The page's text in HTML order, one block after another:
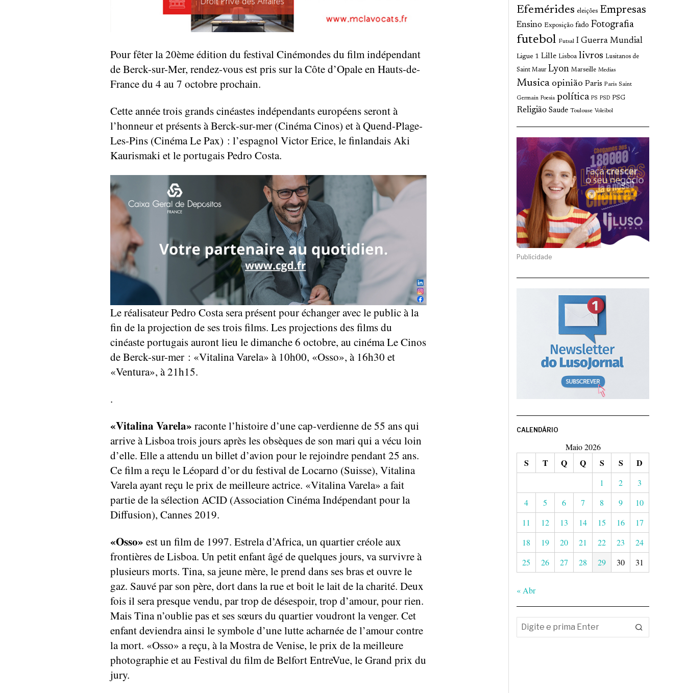
Pour fêter la 20ème édition du festival Cinémondes du film indépendant
de Berck-sur-Mer, rendez-vous est pris sur la Côte d’Opale en Hauts-de-
France du 4 au 7 octobre prochain.
Cette année trois grands cinéastes indépendants européens seront à
l’honneur et présents à Berck-sur-mer (Cinéma Cinos) et à Quend-Plage-
Les-Pins (Cinéma Le Pax) : l’espagnol Victor Erice, le finlandais Aki
Kaurismaki et le portugais Pedro Costa.
Le réalisateur Pedro Costa sera présent pour échanger avec le public à la
fin de la projection de ses trois films. Les projections des films du
cinéaste portugais auront lieu le dimanche 6 octobre, au cinéma Le Cinos
de Berck-sur-mer : «Vitalina Varela» à 10h00, «Osso», à 16h30 et
«Ventura», à 21h15.
.
«Vitalina Varela» raconte l’histoire d’une cap-verdienne de 55 ans qui
arrive à Lisboa trois jours après les obsèques de son mari qui a vécu loin
d’elle. Elle a attendu un billet d’avion pour le rejoindre pendant 25 ans.
Ce film a reçu le Léopard d’or du festival de Locarno (Suisse), Vitalina
Varela ayant reçu le prix de meilleure actrice. «Vitalina Varela» a fait
partie de la sélection ACID (Association Cinéma Indépendant pour la
Diffusion), Cannes 2019.
«Osso» est un film de 1997. Estrela d’Africa, un quartier créole aux
frontières de Lisboa. Un petit enfant âgé de quelques jours, va survivre à
plusieurs morts. Tina, sa jeune mère, le prend dans ses bras et ouvre le
gaz. Sauvé par son père, dort dans la rue et boit le lait de la charité. Deux
fois il sera presque vendu, par trop de désespoir, trop d’amour, pour rien.
Mais Tina n’oublie pas et ses sœurs du quartier voudront la venger. Cet
enfant deviendra ainsi le symbole d’une lutte acharnée de l’amour contre
la mort. «Osso» a reçu, à la Mostra de Venise, le prix de la meilleure
photographie et au Festival du film de Belfort EntreVue, le Grand prix du
jury.
Efemérides eleições Empresas
Ensino Exposição fado Fotografia
futebol Futsal I Guerra Mundial
Ligue 1 Lille Lisboa livros Lusitanos de
Saint Maur Lyon Marseille Medias
Musica opinião Paris Paris Saint
Germain Poesia política PS PSD PSG
Religião Saude Toulouse Voleibol
Publicidade
CALENDÁRIO
Maio 2026
S T Q Q S S D
1 2
3
4
5 6 7 8 9
10
11
12 13 14 15 16
17
18
19 20 21 22 23
24
25
26 27 28 29 30 31
« Abr